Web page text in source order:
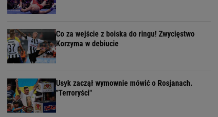
Co za wejście z boiska do ringu! Zwycięstwo
Korzyma w debiucie
Usyk zaczął wymownie mówić o Rosjanach.
"Terroryści"